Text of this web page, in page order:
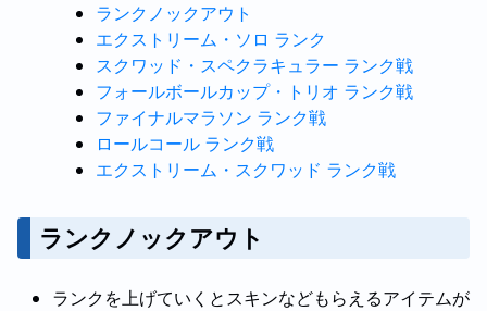
ランクノックアウト
エクストリーム・ソロ ランク
スクワッド・スペクラキュラー ランク戦
フォールボールカップ・トリオ ランク戦
ファイナルマラソン ランク戦
ロールコール ランク戦
エクストリーム・スクワッド ランク戦
ランクノックアウト
ランクを上げていくとスキンなどもらえるアイテムが